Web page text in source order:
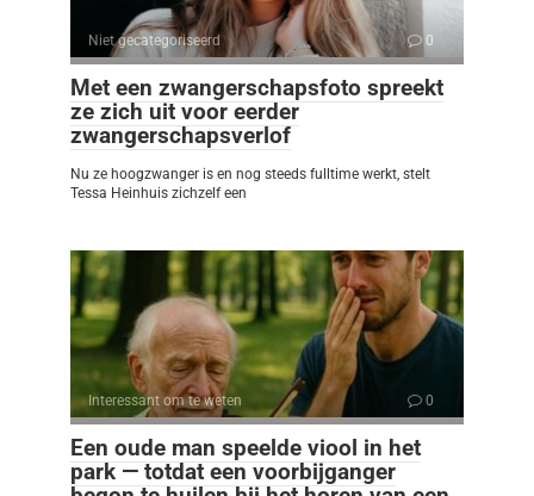
Niet gecategoriseerd 0
Met een zwangerschapsfoto spreekt
ze zich uit voor eerder
zwangerschapsverlof
Nu ze hoogzwanger is en nog steeds fulltime werkt, stelt
Tessa Heinhuis zichzelf een
Interessant om te weten 0
Een oude man speelde viool in het
park — totdat een voorbijganger